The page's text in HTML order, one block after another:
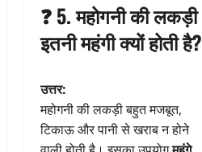
❓ 5. महोगनी की लकड़ी
इतनी महंगी क्यों होती है?
उत्तर:
महोगनी की लकड़ी बहुत मजबूत,
टिकाऊ और पानी से खराब न होने